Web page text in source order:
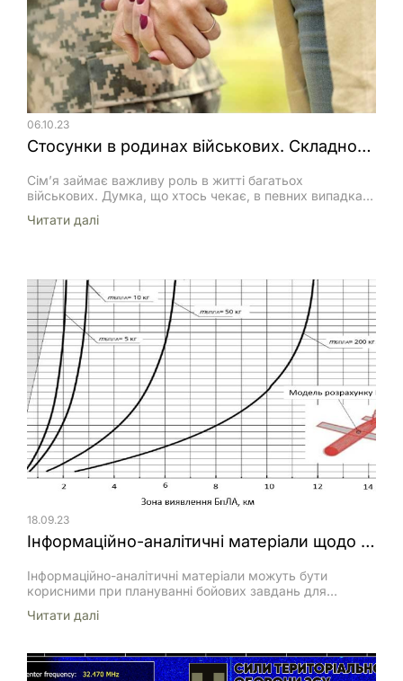
06.10.23
Стосунки в родинах військових. Складнощі і їх подолання
Сім’я займає важливу роль в житті багатьох
військових. Думка, що хтось чекає, в певних випадках
військовослужбовців хочуть розраховувати на свої
Читати далi
18.09.23
Інформаційно-аналітичні матеріали щодо можливостей виявлення малорозмірних безпілотних літальних апаратів засобами технічної розвідки зс рф
Інформаційно-аналітичні матеріали можуть бути
корисними при плануванні бойових завдань для
малорозмірних безпілотних літальних апаратів (далі –
БПЛА) та побудові маршрутів їх польоту з урахуванням
противника.
Читати далi